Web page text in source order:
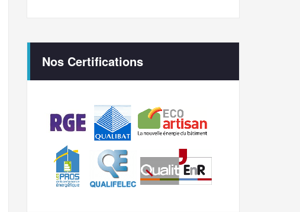
Nos Certifications